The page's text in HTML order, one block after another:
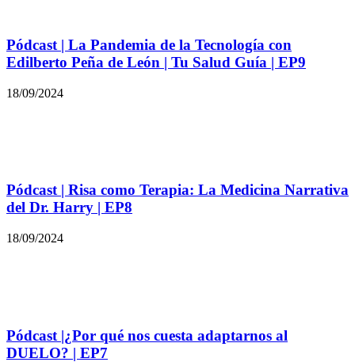
Pódcast | La Pandemia de la Tecnología con
Edilberto Peña de León | Tu Salud Guía | EP9
18/09/2024
Pódcast | Risa como Terapia: La Medicina Narrativa
del Dr. Harry | EP8
18/09/2024
Pódcast |¿Por qué nos cuesta adaptarnos al
DUELO? | EP7